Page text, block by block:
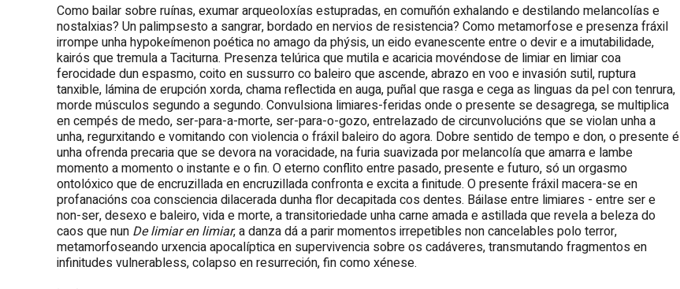
Como bailar sobre ruínas, exumar arqueoloxías estupradas, en comuñón exhalando e destilando melancolías e
nostalxias? Un palimpsesto a sangrar, bordado en nervios de resistencia? Como metamorfose e presenza fráxil
irrompe unha hypokeímenon poética no amago da phýsis, un eido evanescente entre o devir e a imutabilidade,
kairós que tremula a Taciturna. Presenza telúrica que mutila e acaricia movéndose de limiar en limiar coa
ferocidade dun espasmo, coito en sussurro co baleiro que ascende, abrazo en voo e invasión sutil, ruptura
tanxible, lámina de erupción xorda, chama reflectida en auga, puñal que rasga e cega as linguas da pel con tenrura,
morde músculos segundo a segundo. Convulsiona limiares-feridas onde o presente se desagrega, se multiplica
en cempés de medo, ser-para-a-morte, ser-para-o-gozo, entrelazado de circunvolucións que se violan unha a
unha, regurxitando e vomitando con violencia o fráxil baleiro do agora. Dobre sentido de tempo e don, o presente é
unha ofrenda precaria que se devora na voracidade, na furia suavizada por melancolía que amarra e lambe
momento a momento o instante e o fin. O eterno conflito entre pasado, presente e futuro, só un orgasmo
ontolóxico que de encruzillada en encruzillada confronta e excita a finitude. O presente fráxil macera-se en
profanacións coa consciencia dilacerada dunha flor decapitada cos dentes. Báilase entre limiares - entre ser e
non-ser, desexo e baleiro, vida e morte, a transitoriedade unha carne amada e astillada que revela a beleza do
caos que nun De limiar en limiar, a danza dá a parir momentos irrepetibles non cancelables polo terror,
metamorfoseando urxencia apocalíptica en supervivencia sobre os cadáveres, transmutando fragmentos en
infinitudes vulnerabless, colapso en resurreción, fin como xénese.